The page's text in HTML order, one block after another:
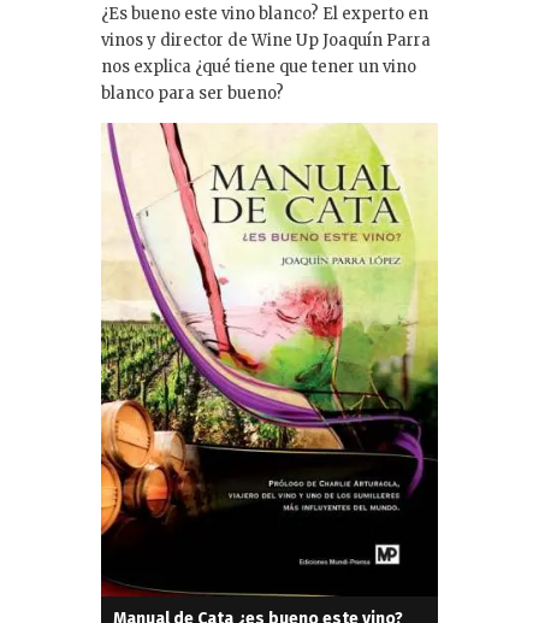
e
dI
n
¿Es bueno este vino blanco? El experto en
vinos y director de Wine Up Joaquín Parra
nos explica ¿qué tiene que tener un vino
blanco para ser bueno?
Manual de Cata ¿es bueno este vino?